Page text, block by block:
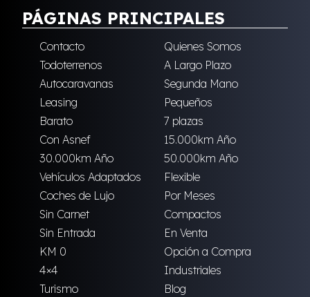
PÁGINAS PRINCIPALES
Contacto
Quienes Somos
Todoterrenos
A Largo Plazo
Autocaravanas
Segunda Mano
Leasing
Pequeños
Barato
7 plazas
Con Asnef
15.000km Año
30.000km Año
50.000km Año
Vehículos Adaptados
Flexible
Coches de Lujo
Por Meses
Sin Carnet
Compactos
Sin Entrada
En Venta
KM 0
Opción a Compra
4×4
Industriales
Turismo
Blog